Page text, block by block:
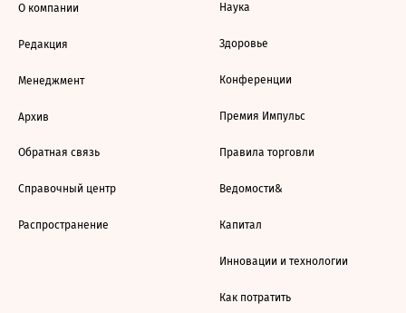
О компании
Редакция
Менеджмент
Архив
Обратная связь
Справочный центр
Распространение
Наука
Здоровье
Конференции
Премия Импульс
Правила торговли
Ведомости&
Капитал
Инновации и технологии
Как потратить